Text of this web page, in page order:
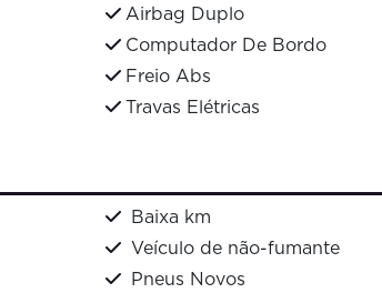
Airbag Duplo
Computador De Bordo
Freio Abs
Travas Elétricas
Baixa km
Veículo de não-fumante
Pneus Novos